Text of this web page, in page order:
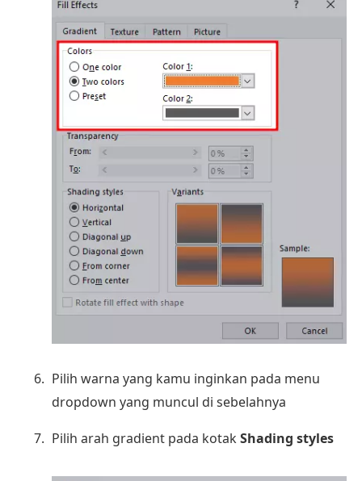
Pilih warna yang kamu inginkan pada menu
dropdown yang muncul di sebelahnya
Pilih arah gradient pada kotakShading styles